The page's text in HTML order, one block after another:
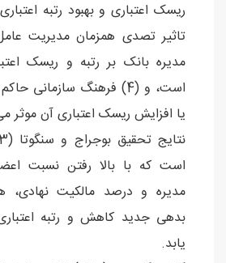
تاثیر تصدی همزمان مدیریت
مدیره بانک بر رتبه و ریسک
است، و (4) فرهنگ سازمانی
یا افزایش ریسک اعتباری آن موثر
است که با بالا رفتن نسبت
مدیره و درصد مالکیت نهادی،
بدهی جدید کاهش و رتبه
یابد.